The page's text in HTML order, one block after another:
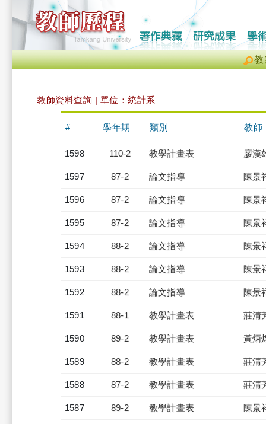
教
教師資料查詢 | 單位：統計系
# 學年期 類別 教師
1598 110-2 教學計畫表 廖漢
1597 87-2 論文指導 陳景
1596 87-2 論文指導 陳景
1595 87-2 論文指導 陳景
1594 88-2 論文指導 陳景
1593 88-2 論文指導 陳景
1592 88-2 論文指導 陳景
1591 88-1 教學計畫表 莊清
1590 89-2 教學計畫表 黃炳
1589 88-2 教學計畫表 莊清
1588 87-2 教學計畫表 莊清
1587 89-2 教學計畫表 陳景